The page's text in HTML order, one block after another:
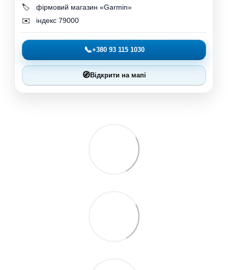
🏷️
фірмовий магазин «Garmin»
✉️
індекс 79000
📞+380 93 115 1030
🧭Відкрити на мапі